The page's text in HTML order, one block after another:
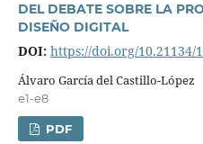
DEL DEBATE SOBRE LA
DISEÑO DIGITAL
DOI: https://doi.org/10.21134/
Álvaro Garcí­a del Castillo-López
e1-e8
PDF